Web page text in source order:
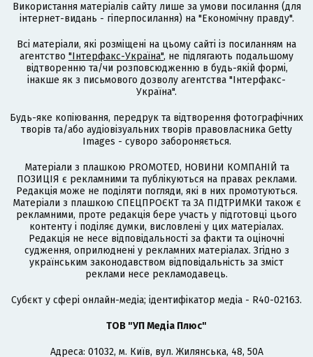
Використання матеріалів сайту лише за умови посилання (для
інтернет-видань - гіперпосилання) на "Економічну правду".
Всі матеріали, які розміщені на цьому сайті із посиланням на
агентство "Інтерфакс-Україна", не підлягають подальшому
відтворенню та/чи розповсюдженню в будь-якій формі,
інакше як з письмового дозволу агентства "Інтерфакс-
Україна".
Будь-яке копіювання, передрук та відтворення фотографічних
творів та/або аудіовізуальних творів правовласника Getty
Images - суворо забороняється.
Матеріали з плашкою PROMOTED, НОВИНИ КОМПАНІЙ та
ПОЗИЦІЯ є рекламними та публікуються на правах реклами.
Редакція може не поділяти погляди, які в них промотуються.
Матеріали з плашкою СПЕЦПРОЄКТ та ЗА ПІДТРИМКИ також є
рекламними, проте редакція бере участь у підготовці цього
контенту і поділяє думки, висловлені у цих матеріалах.
Редакція не несе відповідальності за факти та оціночні
судження, оприлюднені у рекламних матеріалах. Згідно з
українським законодавством відповідальність за зміст
реклами несе рекламодавець.
Cубєкт у сфері онлайн-медіа; ідентифікатор медіа - R40-02163.
ТОВ "УП Медіа Плюс"
Адреса: 01032, м. Київ, вул. Жилянська, 48, 50А